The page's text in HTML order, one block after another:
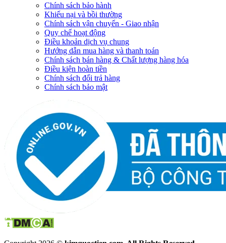
Chính sách bảo hành
Khiếu nại và bồi thường
Chính sách vận chuyển - Giao nhận
Quy chế hoạt động
Điều khoản dịch vụ chung
Hướng dẫn mua hàng và thanh toán
Chính sách bán hàng & Chất lượng hàng hóa
Điều kiện hoàn tiền
Chính sách đổi trả hàng
Chính sách bảo mật